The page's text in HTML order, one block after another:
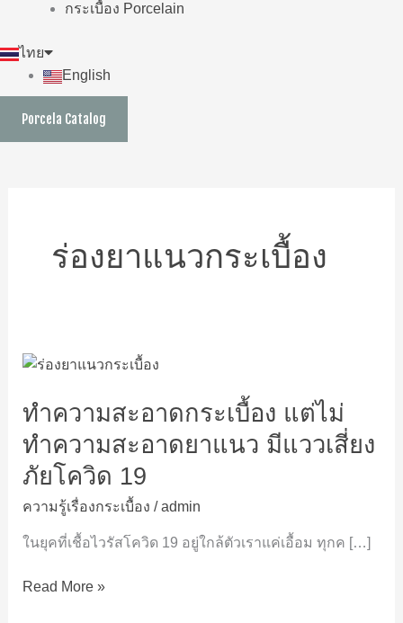
กระเบื้อง Porcelain
ไทย
English
Porcela Catalog
ร่องยาแนวกระเบื้อง
ทำความสะอาดกระเบื้อง แต่ไม่
ทำความสะอาดยาแนว มีแววเสี่ยง
ภัยโควิด 19
ความรู้เรื่องกระเบื้อง /admin
ในยุคที่เชื้อไวรัสโควิด 19 อยู่ใกล้ตัวเราแค่เอื้อม ทุกค […]
ทำความ
กระเบื้อง
ไม่
ทำความ
สะอาด
แนว
แวว
Read More »